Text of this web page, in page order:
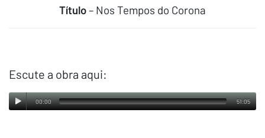
Título– Nos Tempos do Corona
Escute a obra aqui:
00:00 51:05